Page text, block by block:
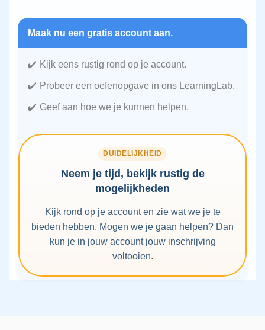
Maak nu een gratis account aan.
Kijk eens rustig rond op je account.
Probeer een oefenopgave in ons LearningLab.
Geef aan hoe we je kunnen helpen.
DUIDELIJKHEID
Neem je tijd, bekijk rustig de
mogelijkheden
Kijk rond op je account en zie wat we je te
bieden hebben. Mogen we je gaan helpen? Dan
kun je in jouw account jouw inschrijving
voltooien.